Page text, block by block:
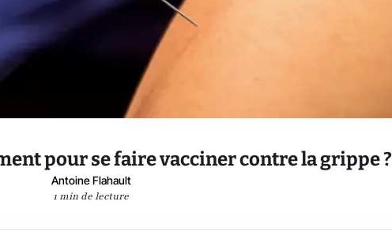
pour se faire vacciner contre la grippe ?
Antoine Flahault
1 min de lecture